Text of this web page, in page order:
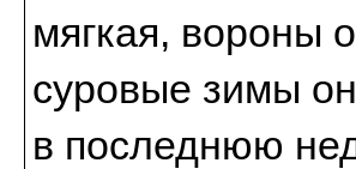
мягкая, вороны
суровые зимы
в последнюю